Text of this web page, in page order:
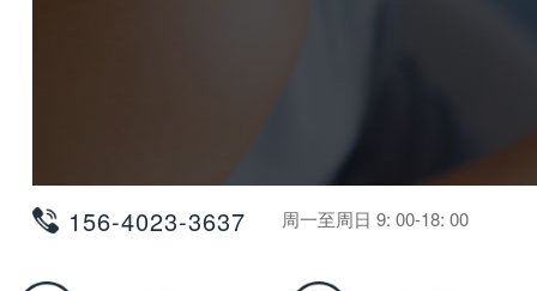
156-4023-3637 周一至周日 9: 00-18: 00